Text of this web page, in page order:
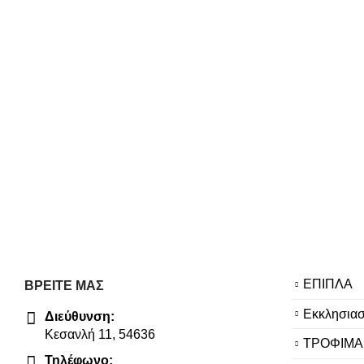
ΒΡΕΊΤΕ ΜΑΣ
Διεύθυνση:
Κεσανλή 11, 54636
Τηλέφωνο:
ΕΠΙΠΛΑ
ΤΡΟΦΙΜΑ